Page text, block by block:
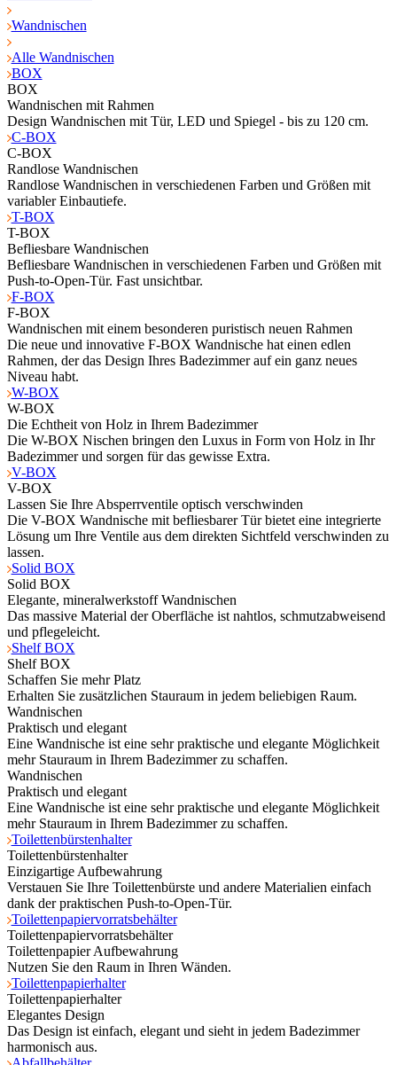
Wandnischen
Alle Wandnischen
BOX
BOX
Wandnischen mit Rahmen
Design Wandnischen mit Tür, LED und Spiegel - bis zu 120 cm.
C-BOX
C-BOX
Randlose Wandnischen
Randlose Wandnischen in verschiedenen Farben und Größen mit
variabler Einbautiefe.
T-BOX
T-BOX
Befliesbare Wandnischen
Befliesbare Wandnischen in verschiedenen Farben und Größen mit
Push-to-Open-Tür. Fast unsichtbar.
F-BOX
F-BOX
Wandnischen mit einem besonderen puristisch neuen Rahmen
Die neue und innovative F-BOX Wandnische hat einen edlen
Rahmen, der das Design Ihres Badezimmer auf ein ganz neues
Niveau habt.
W-BOX
W-BOX
Die Echtheit von Holz in Ihrem Badezimmer
Die W-BOX Nischen bringen den Luxus in Form von Holz in Ihr
Badezimmer und sorgen für das gewisse Extra.
V-BOX
V-BOX
Lassen Sie Ihre Absperrventile optisch verschwinden
Die V-BOX Wandnische mit befliesbarer Tür bietet eine integrierte
Lösung um Ihre Ventile aus dem direkten Sichtfeld verschwinden zu
lassen.
Solid BOX
Solid BOX
Elegante, mineralwerkstoff Wandnischen
Das massive Material der Oberfläche ist nahtlos, schmutzabweisend
und pflegeleicht.
Shelf BOX
Shelf BOX
Schaffen Sie mehr Platz
Erhalten Sie zusätzlichen Stauraum in jedem beliebigen Raum.
Wandnischen
Praktisch und elegant
Eine Wandnische ist eine sehr praktische und elegante Möglichkeit
mehr Stauraum in Ihrem Badezimmer zu schaffen.
Wandnischen
Praktisch und elegant
Eine Wandnische ist eine sehr praktische und elegante Möglichkeit
mehr Stauraum in Ihrem Badezimmer zu schaffen.
Toilettenbürstenhalter
Toilettenbürstenhalter
Einzigartige Aufbewahrung
Verstauen Sie Ihre Toilettenbürste und andere Materialien einfach
dank der praktischen Push-to-Open-Tür.
Toilettenpapiervorratsbehälter
Toilettenpapiervorratsbehälter
Toilettenpapier Aufbewahrung
Nutzen Sie den Raum in Ihren Wänden.
Toilettenpapierhalter
Toilettenpapierhalter
Elegantes Design
Das Design ist einfach, elegant und sieht in jedem Badezimmer
harmonisch aus.